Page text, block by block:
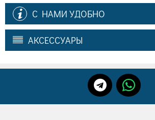
С НАМИ УДОБНО
АКСЕССУАРЫ